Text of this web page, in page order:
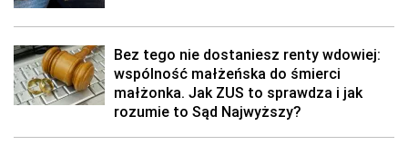
Bez tego nie dostaniesz renty wdowiej:
wspólność małżeńska do śmierci
małżonka. Jak ZUS to sprawdza i jak
rozumie to Sąd Najwyższy?